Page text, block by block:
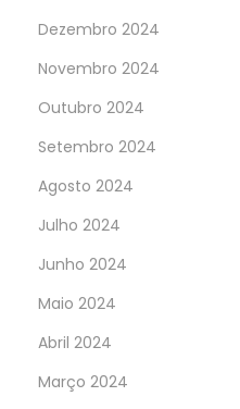
Dezembro 2024
Novembro 2024
Outubro 2024
Setembro 2024
Agosto 2024
Julho 2024
Junho 2024
Maio 2024
Abril 2024
Março 2024